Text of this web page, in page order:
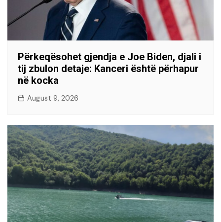
Përkeqësohet gjendja e Joe Biden, djali i
tij zbulon detaje: Kanceri është përhapur
në kocka
August 9, 2026